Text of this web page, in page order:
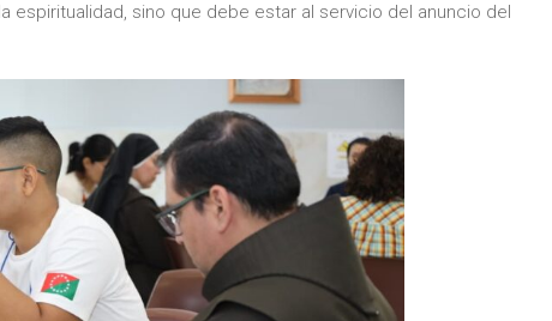
espiritualidad, sino que debe estar al servicio del anuncio del